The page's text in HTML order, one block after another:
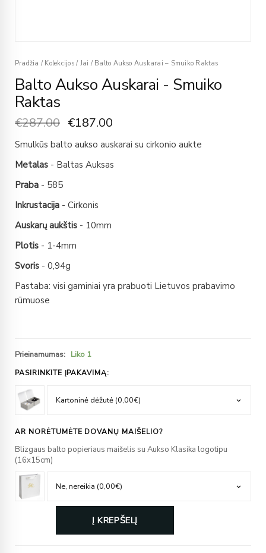
Pradžia / Kolekcijos / Jai /Balto Aukso Auskarai – Smuiko Raktas
Balto Aukso Auskarai - Smuiko
Raktas
€287.00 €187.00
Smulkūs balto aukso auskarai su cirkonio aukte
Metalas - Baltas Auksas
Praba - 585
Inkrustacija - Cirkonis
Auskarų aukštis - 10mm
Plotis - 1-4mm
Svoris - 0,94g
Pastaba: visi gaminiai yra prabuoti Lietuvos prabavimo
rūmuose
Prieinamumas: Liko 1
PASIRINKITE ĮPAKAVIMĄ:
AR NORĖTUMĖTE DOVANŲ MAIŠELIO?
Blizgaus balto popieriaus maišelis su Aukso Klasika logotipu
(16x15cm)
Į KREPŠELĮ